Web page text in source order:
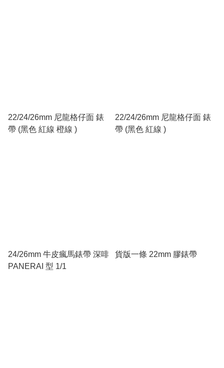
22/24/26mm 尼龍格仔面 錶
帶 (黑色 紅線 橙線 )
22/24/26mm 尼龍格仔面 錶
帶 (黑色 紅線 )
24/26mm 牛皮瘋馬錶帶 深啡
PANERAI 型 1/1
貨版一條 22mm 膠錶帶